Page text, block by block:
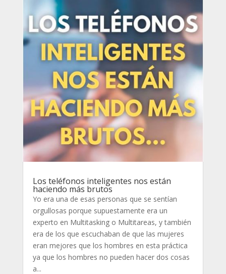
Los teléfonos inteligentes nos están
haciendo más brutos
Yo era una de esas personas que se sentían
orgullosas porque supuestamente era un
experto en Multitasking o Multitareas, y también
era de los que escuchaban de que las mujeres
eran mejores que los hombres en esta práctica
ya que los hombres no pueden hacer dos cosas
a...